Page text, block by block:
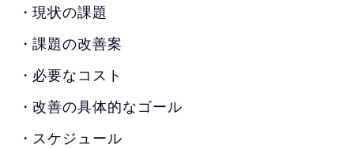
現状の課題
課題の改善案
必要なコスト
改善の具体的なゴール
スケジュール